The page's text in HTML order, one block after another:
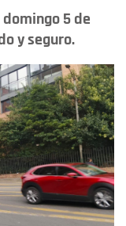
5 de
y seguro.